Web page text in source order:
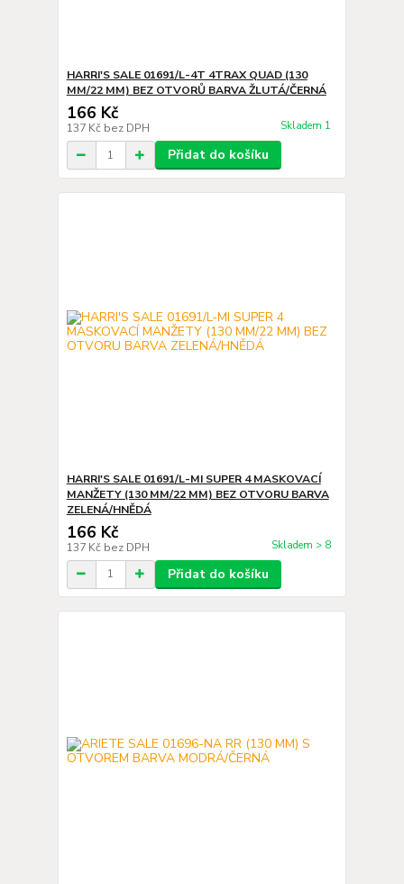
HARRI'S SALE 01691/L-4T 4TRAX QUAD (130
MM/22 MM) BEZ OTVORŮ BARVA ŽLUTÁ/ČERNÁ
166 Kč
137 Kč bez DPH Skladem 1
Přidat do košíku
HARRI'S SALE 01691/L-MI SUPER 4 MASKOVACÍ
MANŽETY (130 MM/22 MM) BEZ OTVORU BARVA
ZELENÁ/HNĚDÁ
166 Kč
137 Kč bez DPH Skladem > 8
Přidat do košíku